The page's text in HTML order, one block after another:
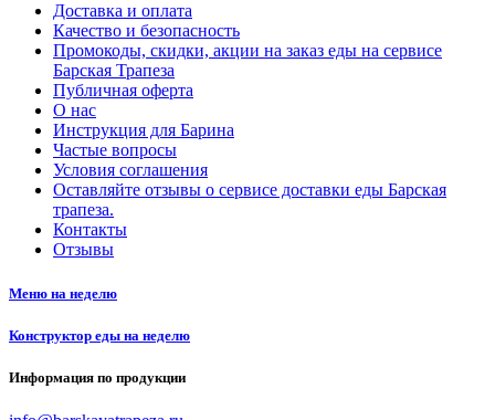
Доставка и оплата
Качество и безопасность
Промокоды, скидки, акции на заказ еды на сервисе
Барская Трапеза
Публичная оферта
О нас
Инструкция для Барина
Частые вопросы
Условия соглашения
Оставляйте отзывы о сервисе доставки еды Барская
трапеза.
Контакты
Отзывы
Меню на неделю
Конструктор еды на неделю
Информация по продукции